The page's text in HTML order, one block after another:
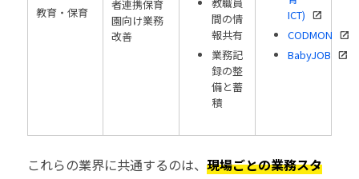
教育・保育
者連携保育
園向け業務
改善
間の情
報共有
業務記
録の整
備と蓄
積
ICT)
CODMON
BabyJOB
これらの業界に共通するのは、 現場ごとの業務スタ